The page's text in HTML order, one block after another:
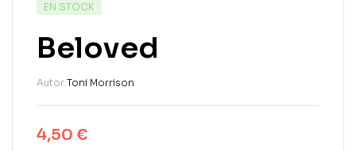
EN STOCK
Beloved
Autor:Toni Morrison
4,50 €